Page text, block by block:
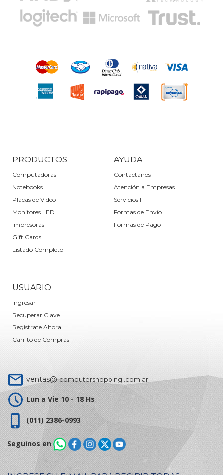
PRODUCTOS
Computadoras
Notebooks
Placas de Video
Monitores LED
Impresoras
Gift Cards
Listado Completo
AYUDA
Contactanos
Atención a Empresas
Servicios IT
Formas de Envío
Formas de Pago
USUARIO
Ingresar
Recuperar Clave
Registrate Ahora
Carrito de Compras
ventas@computershopping .com.ar
Lun a Vie 10 - 18 Hs
(011) 2386-0993
Seguinos en